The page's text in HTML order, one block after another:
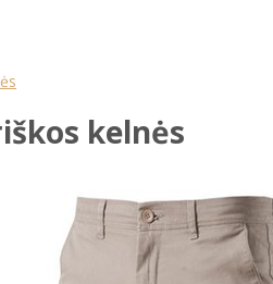
kelnės